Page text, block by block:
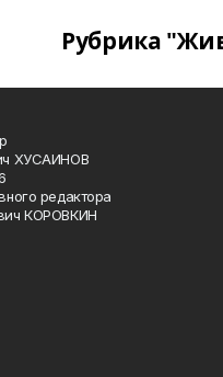
Рубрика
ХУСАИНОВ
редактора
КОРОВКИН